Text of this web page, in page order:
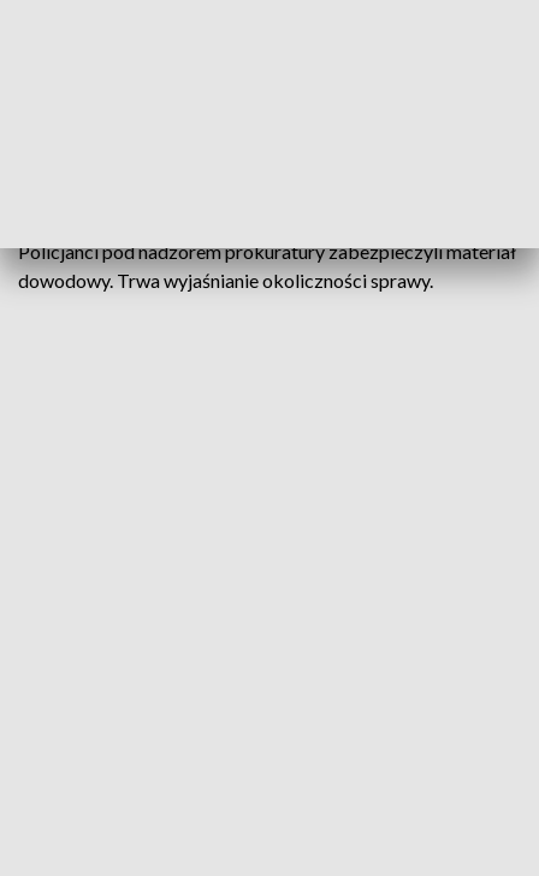
Policjanci pod nadzorem prokuratury zabezpieczyli materiał
dowodowy. Trwa wyjaśnianie okoliczności sprawy.